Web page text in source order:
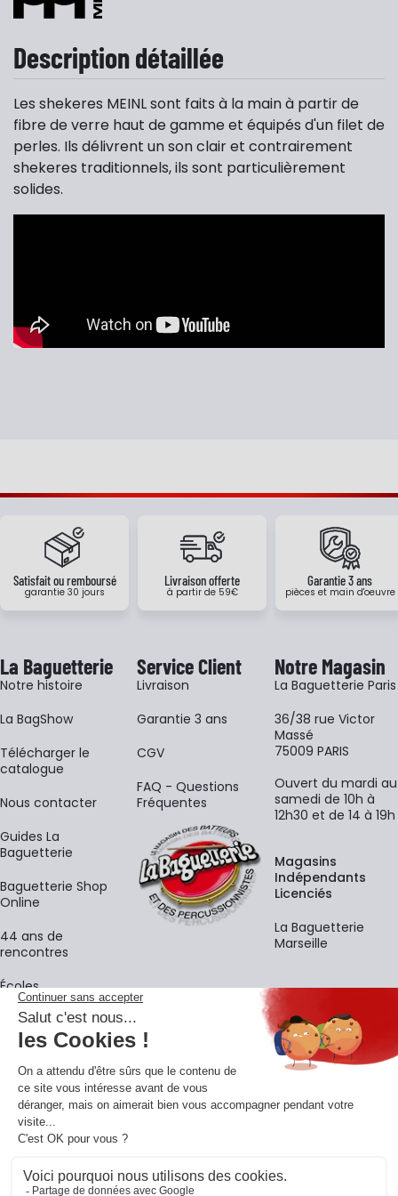
Description détaillée
Les shekeres MEINL sont faits à la main à partir de
fibre de verre haut de gamme et équipés d'un filet de
perles. Ils délivrent un son clair et contrairement
shekeres traditionnels, ils sont particulièrement
solides.
Satisfait ou remboursé
garantie 30 jours
Livraison offerte
à partir de 59€
Garantie 3 ans
pièces et main d'oeuvre
La Baguetterie
Notre histoire
La BagShow
​Télécharger le
catalogue
Nous contacter
Guides La
Baguetterie
Baguetterie Shop
Online
44 ans de
rencontres
Écoles
Service Client
Livraison
Garantie 3 ans
CGV
FAQ - Questions
Fréquentes
Notre Magasin
La Baguetterie Paris
36/38 rue Victor
Massé
75009 PARIS
Ouvert du mardi au
samedi de 10h à
12h30 et de 14 à 19h
Magasins
Indépendants
Licenciés
La Baguetterie
Marseille
La newsletter
Adresse e-mail
En vous inscrivant à notre newsletter, vous acceptez notre
confidentialité.
Retrouvons-nous sur